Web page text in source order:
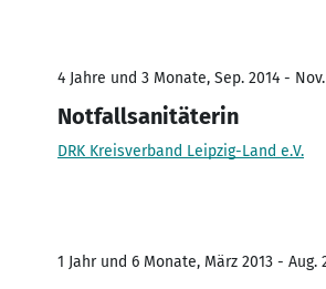
4 Jahre und 3 Monate, Sep. 2014 -
Notfallsanitäterin
DRK Kreisverband Leipzig-Land e.V.
1 Jahr und 6 Monate, März 2013 - Aug.